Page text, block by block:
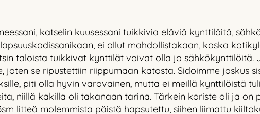
katselin kuusessani tuikkivia eläviä kynttilöitä,
ei ollut mahdollistakaan, koska
taloista tuikkivat kynttilät voivat olla jo sähkökynttilöitä.
joten se ripustettiin riippumaan katosta. Sidoimme joskus
piti olla hyvin varovainen, mutta ei meillä kynttilöistä
niillä kakilla oli takanaan tarina. Tärkein koriste oli ja on
litteä molemmista päistä hapsutettu, siihen liimattu